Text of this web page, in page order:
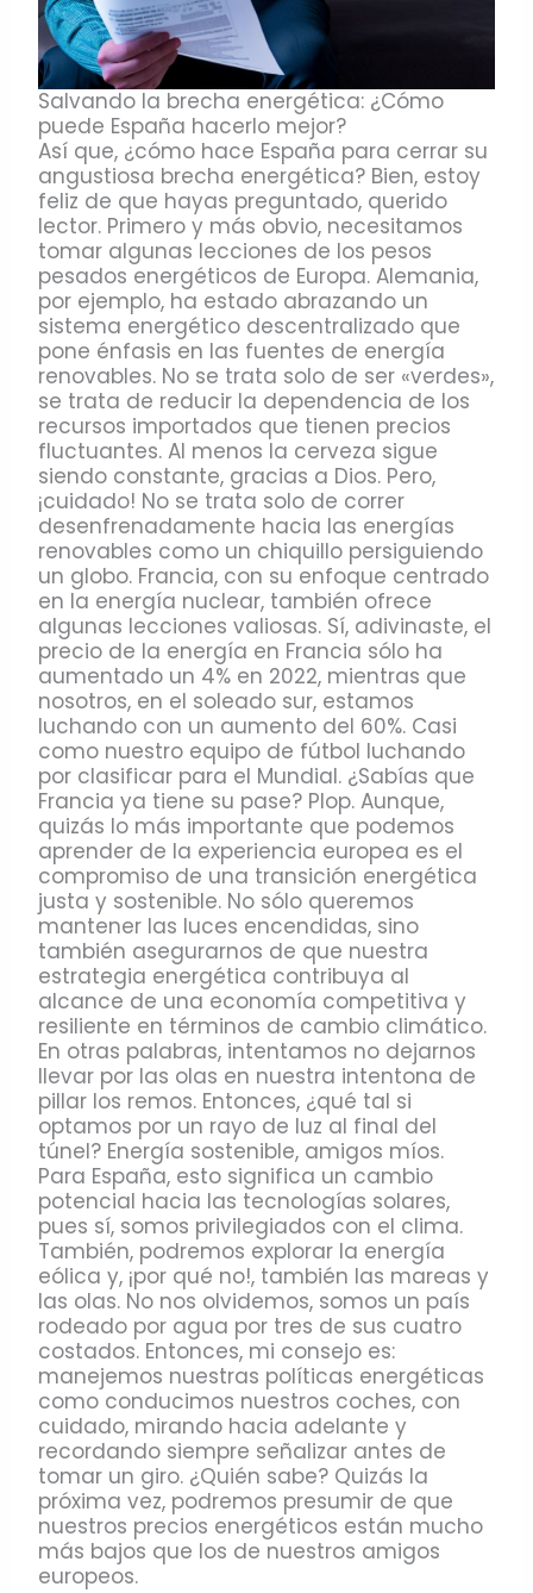
Salvando la brecha energética: ¿Cómo
puede España hacerlo mejor?
Así que, ¿cómo hace España para cerrar su
angustiosa brecha energética? Bien, estoy
feliz de que hayas preguntado, querido
lector. Primero y más obvio, necesitamos
tomar algunas lecciones de los pesos
pesados energéticos de Europa. Alemania,
por ejemplo, ha estado abrazando un
sistema energético descentralizado que
pone énfasis en las fuentes de energía
renovables. No se trata solo de ser «verdes»,
se trata de reducir la dependencia de los
recursos importados que tienen precios
fluctuantes. Al menos la cerveza sigue
siendo constante, gracias a Dios. Pero,
¡cuidado! No se trata solo de correr
desenfrenadamente hacia las energías
renovables como un chiquillo persiguiendo
un globo. Francia, con su enfoque centrado
en la energía nuclear, también ofrece
algunas lecciones valiosas. Sí, adivinaste, el
precio de la energía en Francia sólo ha
aumentado un 4% en 2022, mientras que
nosotros, en el soleado sur, estamos
luchando con un aumento del 60%. Casi
como nuestro equipo de fútbol luchando
por clasificar para el Mundial. ¿Sabías que
Francia ya tiene su pase? Plop. Aunque,
quizás lo más importante que podemos
aprender de la experiencia europea es el
compromiso de una transición energética
justa y sostenible. No sólo queremos
mantener las luces encendidas, sino
también asegurarnos de que nuestra
estrategia energética contribuya al
alcance de una economía competitiva y
resiliente en términos de cambio climático.
En otras palabras, intentamos no dejarnos
llevar por las olas en nuestra intentona de
pillar los remos. Entonces, ¿qué tal si
optamos por un rayo de luz al final del
túnel? Energía sostenible, amigos míos.
Para España, esto significa un cambio
potencial hacia las tecnologías solares,
pues sí, somos privilegiados con el clima.
También, podremos explorar la energía
eólica y, ¡por qué no!, también las mareas y
las olas. No nos olvidemos, somos un país
rodeado por agua por tres de sus cuatro
costados. Entonces, mi consejo es:
manejemos nuestras políticas energéticas
como conducimos nuestros coches, con
cuidado, mirando hacia adelante y
recordando siempre señalizar antes de
tomar un giro. ¿Quién sabe? Quizás la
próxima vez, podremos presumir de que
nuestros precios energéticos están mucho
más bajos que los de nuestros amigos
europeos.